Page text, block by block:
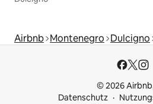
Airbnb Montenegro Dulcigno
© 2026
Datenschutz